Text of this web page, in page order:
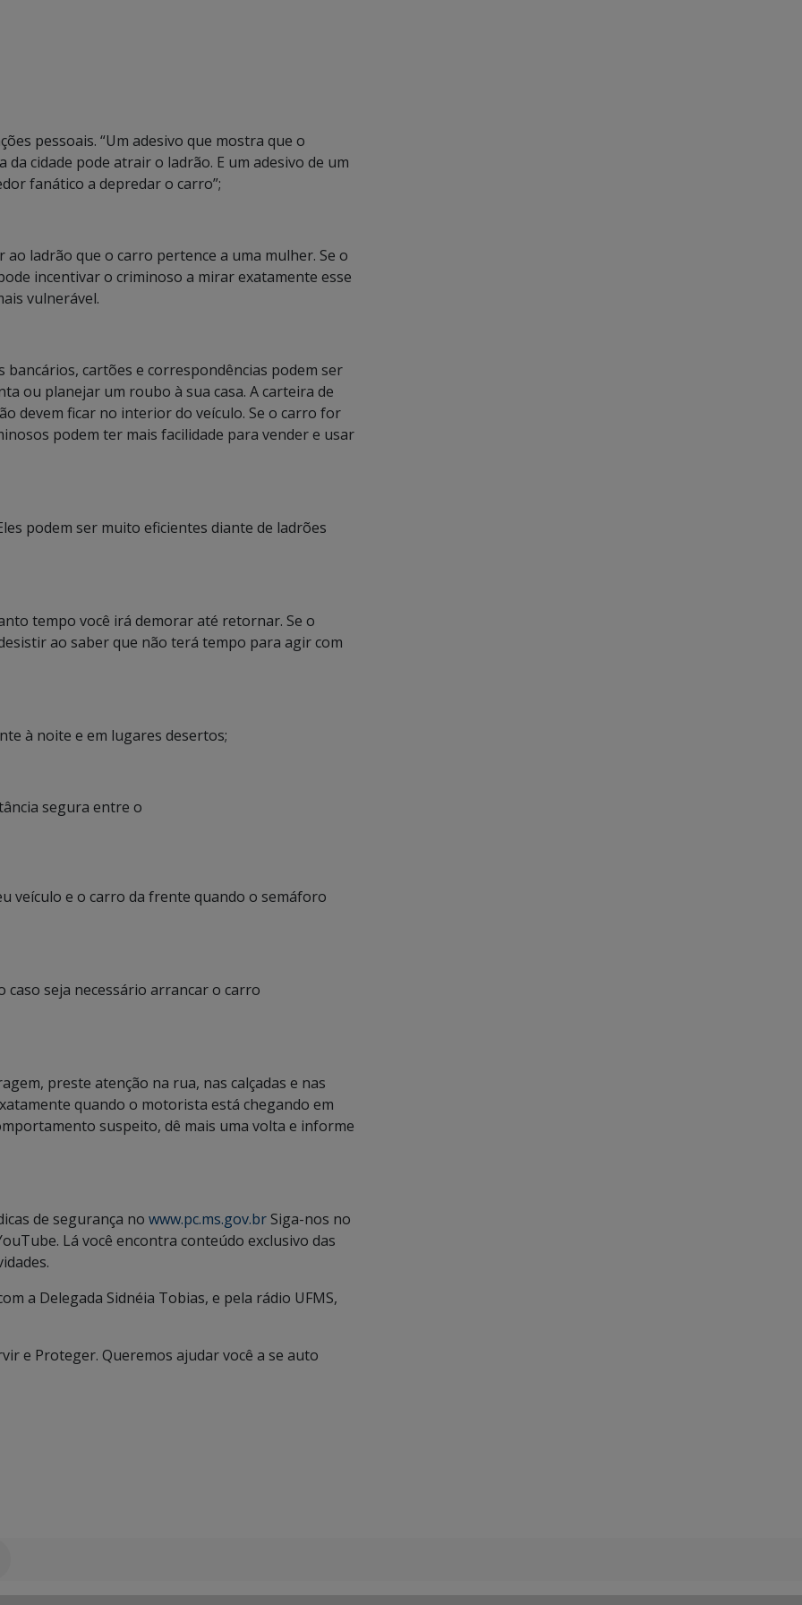
pessoais. “Um adesivo que mostra que o
cidade pode atrair o ladrão. E um adesivo de um
fanático a depredar o carro”;
ladrão que o carro pertence a uma mulher. Se o
incentivar o criminoso a mirar exatamente esse
vulnerável.
cartões e correspondências podem ser
ou planejar um roubo à sua casa. A carteira de
devem ficar no interior do veículo. Se o carro for
podem ter mais facilidade para vender e usar
podem ser muito eficientes diante de ladrões
tempo você irá demorar até retornar. Se o
ao saber que não terá tempo para agir com
à noite e em lugares desertos;
segura entre o
veículo e o carro da frente quando o semáforo
caso seja necessário arrancar o carro
preste atenção na rua, nas calçadas e nas
quando o motorista está chegando em
suspeito, dê mais uma volta e informe
de segurança no www.pc.ms.gov.br Siga-nos no
Lá você encontra conteúdo exclusivo das
a Delegada Sidnéia Tobias, e pela rádio UFMS,
e Proteger. Queremos ajudar você a se auto